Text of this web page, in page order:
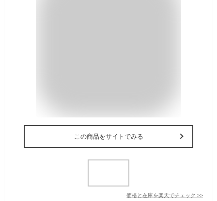
この商品をサイトでみる
価格と在庫を楽天でチェック >>